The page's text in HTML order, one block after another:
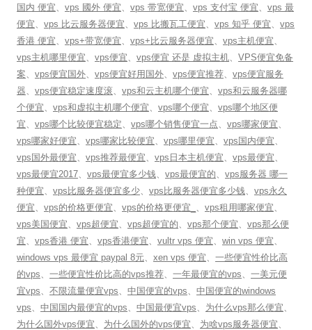
国内 便宜、 vps 國外 便宜、 vps 带宽便宜、 vps 支付宝 便宜、 vps 最
便宜、 vps 比云服务器便宜、 vps 比搬瓦工便宜、 vps 知乎 便宜、 vps
香港 便宜、 vps+带宽便宜、 vps+比云服务器便宜、 vps主机便宜、
vps主机哪里便宜、 vps便宜、 vps便宜 还是 虚拟主机、 VPS便宜免备
案、 vps便宜国外、 vps便宜好用国外、 vps便宜推荐、 vps便宜服务
器、 vps便宜稳定速度滚、 vps和云主机哪个便宜、 vps和云服务器哪
个便宜、 vps和虚拟主机哪个便宜、 vps哪个便宜、 vps哪个地区便
宜、 vps哪个比较便宜稳定、 vps哪个销售便宜一点、 vps哪家便宜、
vps哪家好便宜、 vps哪家比较便宜、 vps哪里便宜、 vps国内便宜、
vps国外最便宜、 vps推荐最便宜、 vps日本主机便宜、 vps最便宜、
vps最便宜2017、 vps最便宜多少钱、 vps最便宜的、 vps服务器 哪一
种便宜、 vps比服务器便宜多少、 vps比服务器便宜多少钱、 vps永久
便宜、 vps的价格更便宜、 vps的价格更便宜_ 、 vps租用哪家便宜、
vps美国便宜、 vps超便宜、 vps超便宜的、 vps那个便宜、 vps那么便
宜、 vps香港 便宜、 vps香港便宜、 vultr vps 便宜、 win vps 便宜、
windows vps 最便宜 paypal 8元、 xen vps 便宜、 一些便宜性价比高
的vps、 一些便宜性价比高的vps推荐、 一年最便宜的vps、 一美元便
宜vps、 不限流量便宜vps、 中国便宜的vps、 中国便宜的windows
vps、 中国国内最便宜的vps、 中国最便宜vps、 为什么vps那么便宜、
为什么国外vps便宜、 为什么国外的vps便宜、 为啥vps服务器便宜、